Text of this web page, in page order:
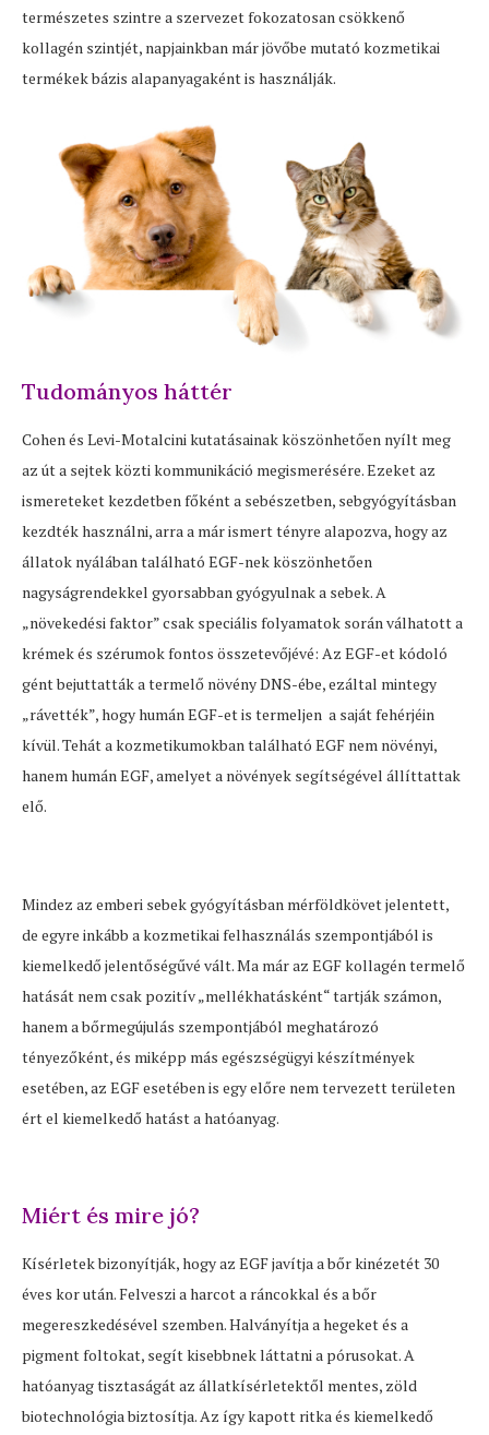
természetes szintre a szervezet fokozatosan csökkenő
kollagén szintjét, napjainkban már jövőbe mutató kozmetikai
termékek bázis alapanyagaként is használják.
Tudományos háttér
Cohen és Levi-Motalcini kutatásainak köszönhetően nyílt meg
az út a sejtek közti kommunikáció megismerésére. Ezeket az
ismereteket kezdetben főként a sebészetben, sebgyógyításban
kezdték használni, arra a már ismert tényre alapozva, hogy az
állatok nyálában található EGF-nek köszönhetően
nagyságrendekkel gyorsabban gyógyulnak a sebek. A
„növekedési faktor” csak speciális folyamatok során válhatott a
krémek és szérumok fontos összetevőjévé: Az EGF-et kódoló
gént bejuttatták a termelő növény DNS-ébe, ezáltal mintegy
„rávették”, hogy humán EGF-et is termeljen a saját fehérjéin
kívül. Tehát a kozmetikumokban található EGF nem növényi,
hanem humán EGF, amelyet a növények segítségével állíttattak
elő.
Mindez az emberi sebek gyógyításban mérföldkövet jelentett,
de egyre inkább a kozmetikai felhasználás szempontjából is
kiemelkedő jelentőségűvé vált. Ma már az EGF kollagén termelő
hatását nem csak pozitív „mellékhatásként“ tartják számon,
hanem a bőrmegújulás szempontjából meghatározó
tényezőként, és miképp más egészségügyi készítmények
esetében, az EGF esetében is egy előre nem tervezett területen
ért el kiemelkedő hatást a hatóanyag.
Miért és mire jó?
Kísérletek bizonyítják, hogy az EGF javítja a bőr kinézetét 30
éves kor után. Felveszi a harcot a ráncokkal és a bőr
megereszkedésével szemben. Halványítja a hegeket és a
pigment foltokat, segít kisebbnek láttatni a pórusokat. A
hatóanyag tisztaságát az állatkísérletektől mentes, zöld
biotechnológia biztosítja. Az így kapott ritka és kiemelkedő